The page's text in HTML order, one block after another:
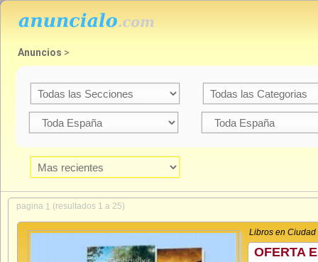
Anuncios >
pagina 1 (resultados 1 a 25)
Libros en Ciudad
OFERTA